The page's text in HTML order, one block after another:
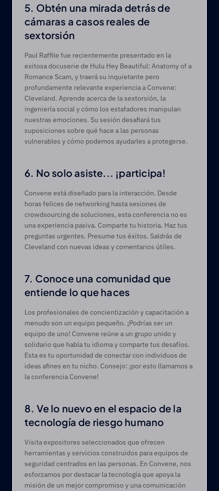
5. Obtén una mirada detrás de
cámaras a casos reales de
sextorsión
Paul Raffile fue recientemente presentado en la
exitosa docuserie de Hulu Hey Beautiful: Anatomy of a
Romance Scam, y traerá su inquietante pero
profundamente relevante experiencia a Convene:
Cleveland. Aprende acerca de la sextorsión, la
ingeniería social y cómo los estafadores manipulan
nuestras emociones. Su sesión desafiará tus
suposiciones sobre qué hace a las personas
vulnerables y cómo podemos ayudarles a protegerse.
6. No solo asiste... ¡participa!
Convene está diseñado para la interacción. Desde
horas felices de networking hasta sesiones de
crowdsourcing de soluciones, esta conferencia no es
una experiencia pasiva. Comparte tu historia. Haz tus
preguntas urgentes. Presume tus éxitos. Saldrás de
Cleveland con nuevas ideas y comentarios útiles.
7. Conoce una comunidad que
entiende lo que haces
Los profesionales de concientización y capacitación a
menudo son un equipo pequeño. ¡Podrías ser un
equipo de uno! Convene reúne a un grupo unido y
solidario que habla tu idioma y comparte tus desafíos.
Esta es tu oportunidad de conectar con individuos de
ideas afines en tu nicho. Consejo: ¡por esto llamamos a
la conferencia Convene!
8. Ve lo nuevo en el espacio de la
tecnología de riesgo humano
Visita expositores seleccionados que ofrecen
herramientas y servicios construidos para equipos de
seguridad centrados en las personas. En Convene, nos
esforzamos por destacar la tecnología que apoya la
misión de un mejor compromiso y una comunicación